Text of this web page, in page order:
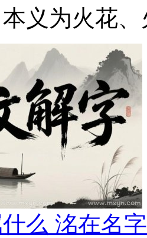
义为火花
么 洺在名